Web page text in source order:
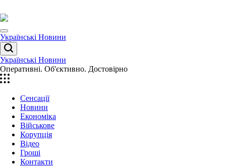
до
вмісту
Menu
Українські Новини
Пошук
Українські Новини
Оперативні. Об'єктивно. Достовірно
Сенсації
Новини
Економіка
Військове
Корупція
Відео
Гроші
Контакти